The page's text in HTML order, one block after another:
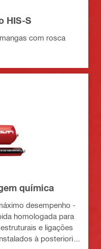
HIS-S
com rosca
química
desempenho -
homologada para
e ligações
à posteriori